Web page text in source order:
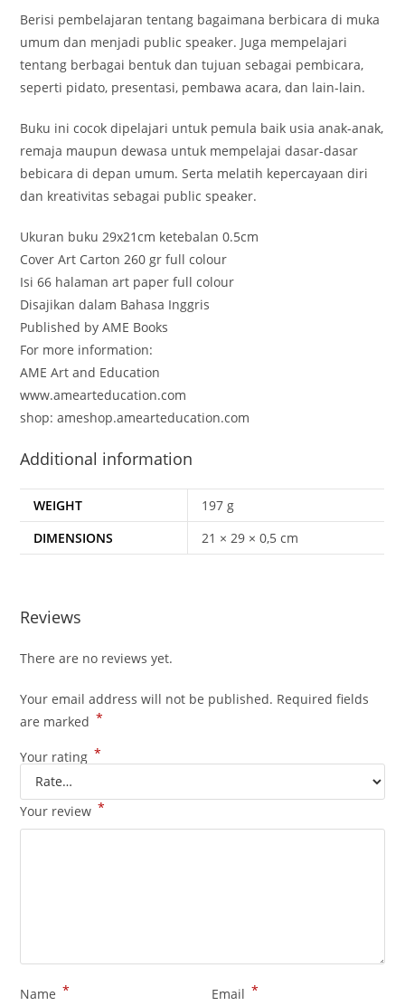
Berisi pembelajaran tentang bagaimana berbicara di muka
umum dan menjadi public speaker. Juga mempelajari
tentang berbagai bentuk dan tujuan sebagai pembicara,
seperti pidato, presentasi, pembawa acara, dan lain-lain.
Buku ini cocok dipelajari untuk pemula baik usia anak-anak,
remaja maupun dewasa untuk mempelajai dasar-dasar
bebicara di depan umum. Serta melatih kepercayaan diri
dan kreativitas sebagai public speaker.
Ukuran buku 29x21cm ketebalan 0.5cm
Cover Art Carton 260 gr full colour
Isi 66 halaman art paper full colour
Disajikan dalam Bahasa Inggris
Published by AME Books
For more information:
AME Art and Education
www.amearteducation.com
shop: ameshop.amearteducation.com
Additional information
WEIGHT
197 g
DIMENSIONS
21 × 29 × 0,5 cm
Reviews
There are no reviews yet.
Your email address will not be published. Required fields
are marked *
Your rating *
Your review *
Name * Email *